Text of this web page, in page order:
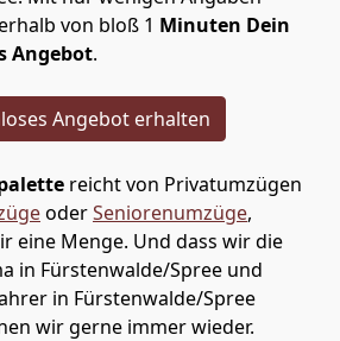
von bloß 1 Minuten Dein
Angebot.
Angebot erhalten
reicht von Privatumzügen
oderSeniorenumzüge,
eine Menge. Und dass wir die
in Fürstenwalde/Spree und
in Fürstenwalde/Spree
wir gerne immer wieder.